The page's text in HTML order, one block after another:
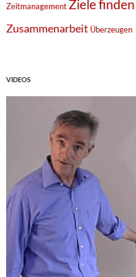
Zeitmanagement Ziele finden
Zusammenarbeit Überzeugen
VIDEOS